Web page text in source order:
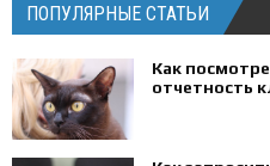
ПОПУЛЯРНЫЕ СТАТЬИ
Как
отчетность